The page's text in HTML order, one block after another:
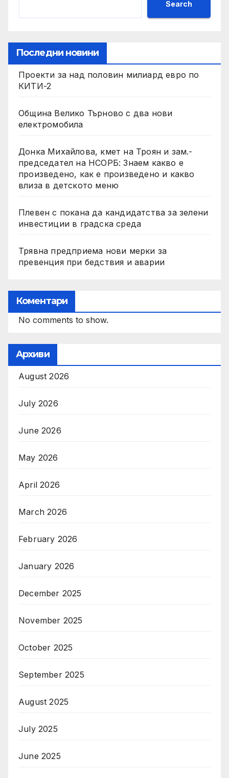
Search
Последни новини
Проекти за над половин милиард евро по
КИТИ-2
Община Велико Търново с два нови
електромобила
Донка Михайлова, кмет на Троян и зам.-
председател на НСОРБ: Знаем какво е
произведено, как е произведено и какво
влиза в детското меню
Плевен с покана да кандидатства за зелени
инвестиции в градска среда
Трявна предприема нови мерки за
превенция при бедствия и аварии
Коментари
No comments to show.
Архиви
August 2026
July 2026
June 2026
May 2026
April 2026
March 2026
February 2026
January 2026
December 2025
November 2025
October 2025
September 2025
August 2025
July 2025
June 2025